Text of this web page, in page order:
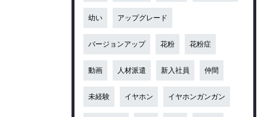
幼い アップグレード
バージョンアップ 花粉 花粉症
動画 人材派遣 新入社員 仲間
未経験 イヤホン イヤホンガンガン